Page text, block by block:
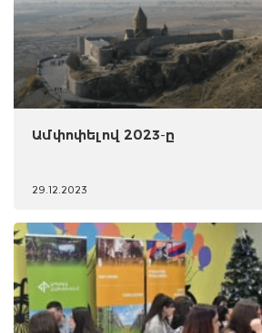
Ամփոփելով 2023-ը
29.12.2023